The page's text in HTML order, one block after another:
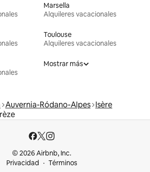
Marsella
Alquileres vacacionales
Toulouse
Alquileres vacacionales
Mostrar más
Auvernia-Ródano-Alpes Isère
© 2026 Airbnb, Inc.
Privacidad
Términos